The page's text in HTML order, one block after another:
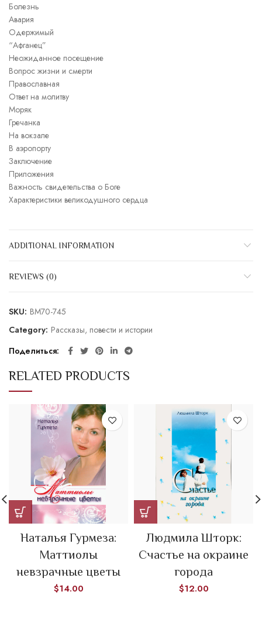
Болезнь
Авария
Одержимый
“Афганец”
Неожиданное посещение
Вопрос жизни и смерти
Православная
Ответ на молитву
Моряк
Гречанка
На вокзале
В аэропорту
Заключение
Приложения
Важность свидетельства о Боге
Характеристики великодушного сердца
ADDITIONAL INFORMATION
REVIEWS (0)
SKU: BM70-745
Category: Рассказы, повести и истории
Поделиться
RELATED PRODUCTS
Наталья Гурмеза:
Маттиолы
невзрачные цветы
$14.00
Людмила Шторк:
Счастье на окраине
города
$12.00